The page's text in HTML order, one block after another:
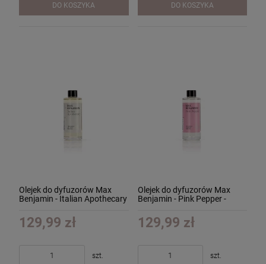
DO KOSZYKA DO KOSZYKA
Olejek do dyfuzorów Max
Benjamin - Italian Apothecary
129,99 zł
szt.
Olejek do dyfuzorów Max
Benjamin - Pink Pepper -
129,99 zł
szt.